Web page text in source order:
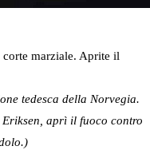
marziale. Aprite il
tedesca della Norvegia.
aprì il fuoco contro